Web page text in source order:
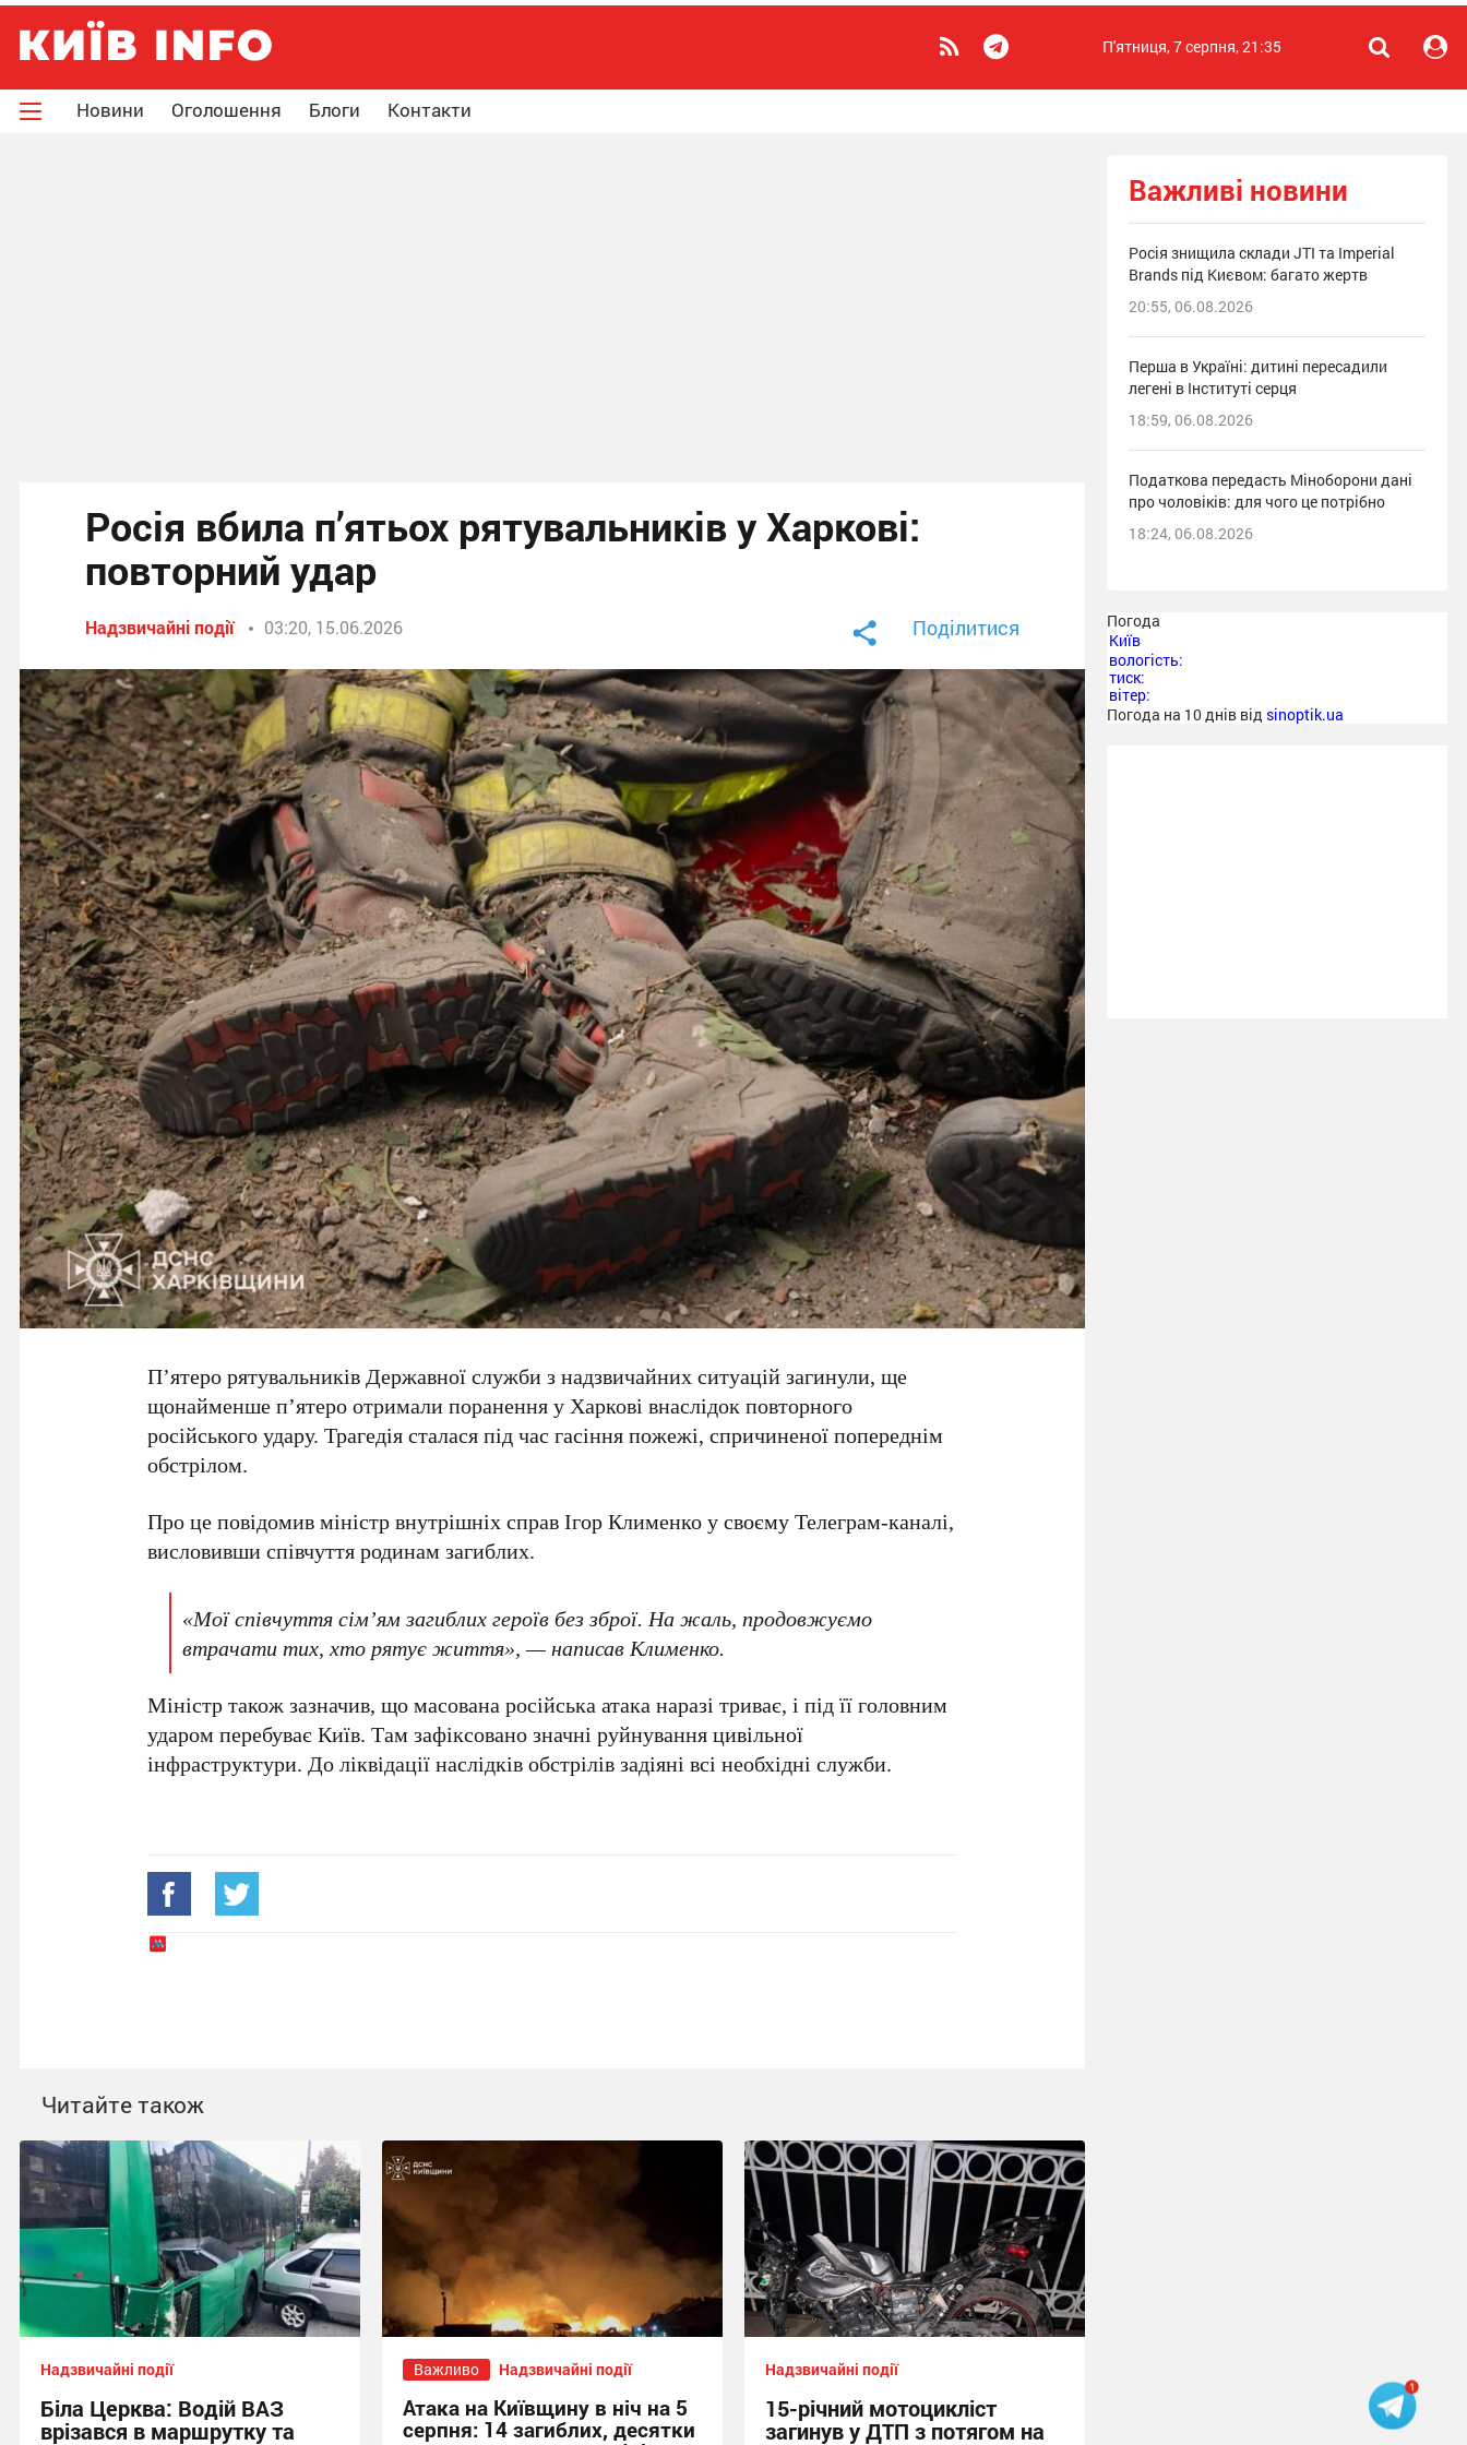
П'ятниця, 7 серпня, 21:35
Новини Оголошення Блоги Контакти
Росія вбила п’ятьох рятувальників у Харкові:
повторний удар
Надзвичайні події 03:20, 15.06.2026 Поділитися
П’ятеро рятувальниківДержавної служби з надзвичайних ситуацій загинули, ще
щонайменше п’ятероотримали поранення уХаркові внаслідок повторного
російського удару. Трагедія сталася під час гасіння пожежі, спричиненої попереднім
обстрілом.
Про це повідомив міністр внутрішніх справІгор Клименкоу своєму Телеграм-каналі,
висловивши співчуття родинам загиблих.
«Мої співчуття сім’ям загиблих героїв без зброї. На жаль, продовжуємо
втрачати тих, хто рятує життя», — написав Клименко.
Міністр також зазначив, що масована російська атака наразі триває, і під її головним
ударом перебуваєКиїв. Там зафіксовано значні руйнування цивільної
інфраструктури. До ліквідації наслідків обстрілів задіяні всі необхідні служби.
Читайте також
Надзвичайні події
Біла Церква: Водій ВАЗ
врізався в маршрутку та
Важливо Надзвичайні події
Атака на Київщину в ніч на 5
серпня: 14 загиблих, десятки
Надзвичайні події
15-річний мотоцикліст
загинув у ДТП з потягом на
Важливі новини
Росія знищила склади JTI та Imperial
Brands під Києвом: багато жертв
20:55, 06.08.2026
Перша в Україні: дитині пересадили
легені в Інституті серця
18:59, 06.08.2026
Податкова передасть Міноборони дані
про чоловіків: для чого це потрібно
18:24, 06.08.2026
Погода
Київ
вологість:
тиск:
вітер:
Погода на 10 днів від sinoptik.ua